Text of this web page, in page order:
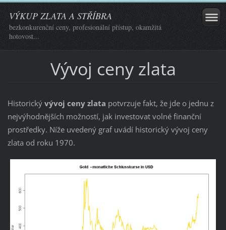
VÝKUP ZLATA A STŘÍBRA
bezkonkurenční ceny, profesionální přístup, okamžitá
hotovost...
Vývoj ceny zlata
Historický vývoj ceny zlata potvrzuje fakt, že jde o jednu z
nejvýhodnějších možností, jak investovat volné finanční
prostředky. Níže uvedený graf uvádí historický vývoj ceny
zlata od roku 1970.